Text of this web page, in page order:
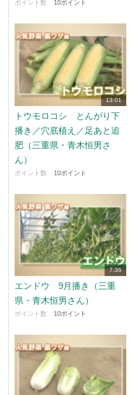
ポイント数 10ポイント
13:01
トウモロコシ とんがり下
播き／穴底植え／足あと追
肥（三重県・青木恒男さ
ん）
ポイント数 10ポイント
7:36
エンドウ 9月播き（三重
県・青木恒男さん）
ポイント数 10ポイント